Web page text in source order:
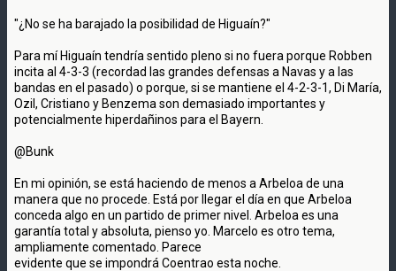
"¿No se ha barajado la posibilidad de Higuaín?"
Para mí Higuaín tendría sentido pleno si no fuera porque Robben
incita al 4-3-3 (recordad las grandes defensas a Navas y a las
bandas en el pasado) o porque, si se mantiene el 4-2-3-1, Di María,
Ozil, Cristiano y Benzema son demasiado importantes y
potencialmente hiperdañinos para el Bayern.
@Bunk
En mi opinión, se está haciendo de menos a Arbeloa de una
manera que no procede. Está por llegar el día en que Arbeloa
conceda algo en un partido de primer nivel. Arbeloa es una
garantía total y absoluta, pienso yo. Marcelo es otro tema,
ampliamente comentado. Parece
evidente que se impondrá Coentrao esta noche.